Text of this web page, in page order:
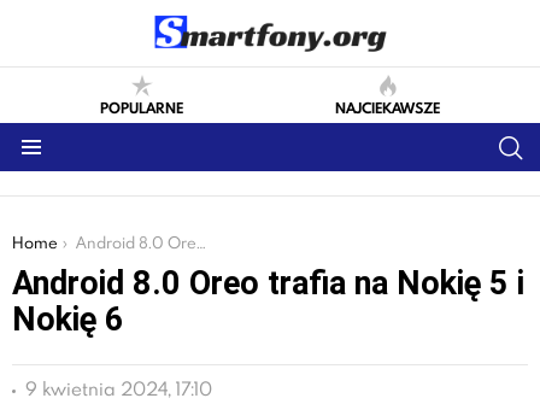
POPULARNE NAJCIEKAWSZE
You are here:
Home Android 8.0 Oreo trafia na Nokię 5 i Nokię 6
Android 8.0 Oreo trafia na Nokię 5 i
Nokię 6
9 kwietnia 2024, 17:10